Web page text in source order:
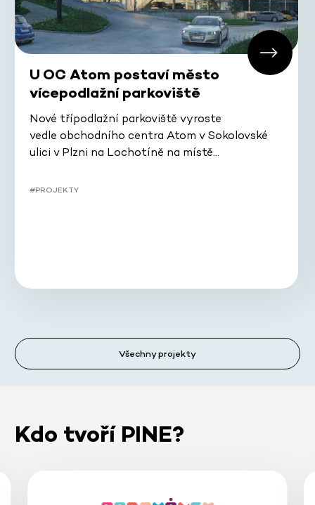
U OC Atom postaví město
vícepodlažní parkoviště
Nové třípodlažní parkoviště vyroste
vedle obchodního centra Atom v Sokolovské
ulici v Plzni na Lochotíně na místě…
#PROJEKTY
Všechny projekty
Kdo tvoří PINE?